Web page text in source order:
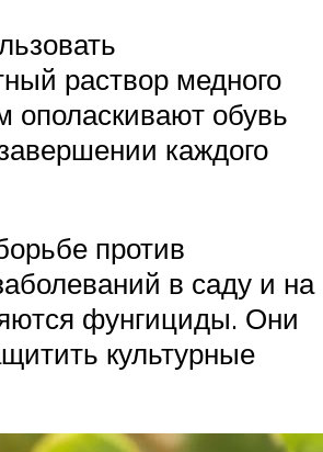
раствор медного
ополаскивают обувь
каждого
против
в саду и на
фунгициды. Они
культурные